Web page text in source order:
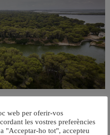
2026
web per oferir-vos
les vostres preferències
"Acceptar-ho tot", accepteu